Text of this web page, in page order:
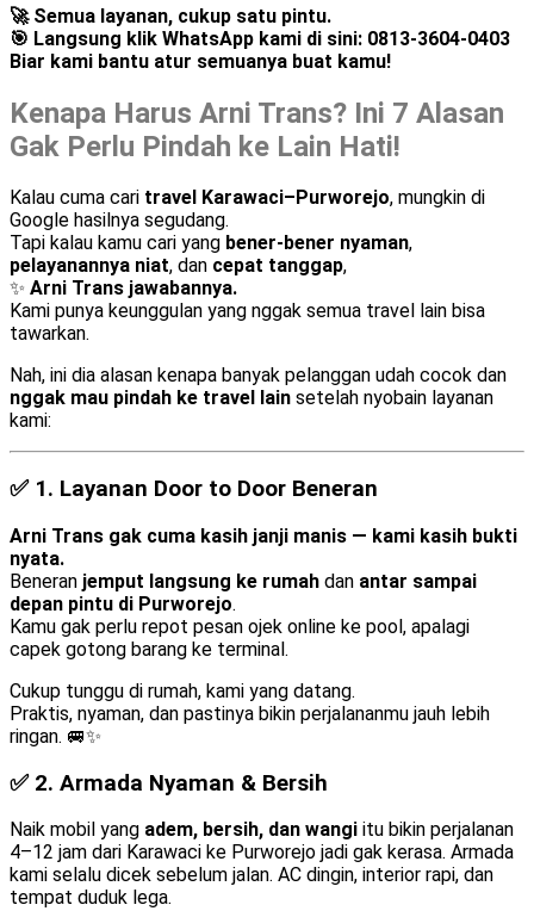
🚀 Semua layanan, cukup satu pintu.
🎯 Langsung klik WhatsApp kami di sini: 0813-3604-0403
Biar kami bantu atur semuanya buat kamu!
Kenapa Harus Arni Trans? Ini 7 Alasan
Gak Perlu Pindah ke Lain Hati!
Kalau cuma cari travel Karawaci–Purworejo, mungkin di
Google hasilnya segudang.
Tapi kalau kamu cari yang bener-bener nyaman,
pelayanannya niat, dan cepat tanggap,
✨ Arni Trans jawabannya.
Kami punya keunggulan yang nggak semua travel lain bisa
tawarkan.
Nah, ini dia alasan kenapa banyak pelanggan udah cocok dan
nggak mau pindah ke travel lain setelah nyobain layanan
kami:
✅ 1. Layanan Door to Door Beneran
Arni Trans gak cuma kasih janji manis — kami kasih bukti
nyata.
Beneran jemput langsung ke rumah dan antar sampai
depan pintu di Purworejo.
Kamu gak perlu repot pesan ojek online ke pool, apalagi
capek gotong barang ke terminal.
Cukup tunggu di rumah, kami yang datang.
Praktis, nyaman, dan pastinya bikin perjalananmu jauh lebih
ringan. 🚐✨
✅ 2. Armada Nyaman & Bersih
Naik mobil yang adem, bersih, dan wangi itu bikin perjalanan
4–12 jam dari Karawaci ke Purworejo jadi gak kerasa. Armada
kami selalu dicek sebelum jalan. AC dingin, interior rapi, dan
tempat duduk lega.